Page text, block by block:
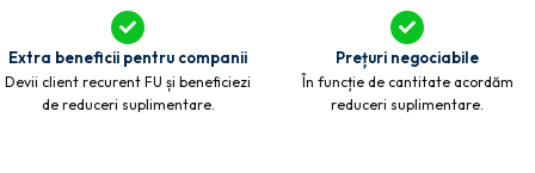
Extra beneficii pentru companii
Devii client recurent FU și beneficiezi
de reduceri suplimentare.
Prețuri negociabile
În funcție de cantitate acordăm
reduceri suplimentare.